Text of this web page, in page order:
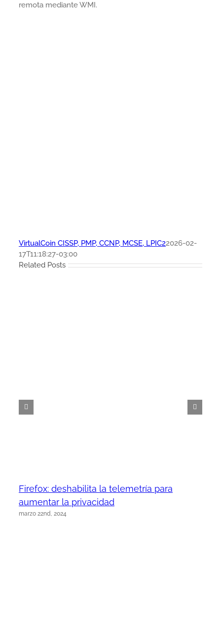
remota mediante WMI.
VirtualCoin CISSP, PMP, CCNP, MCSE, LPIC22026-02-
17T11:18:27-03:00
Related Posts
Firefox: deshabilita la telemetría para
aumentar la privacidad
marzo 22nd, 2024